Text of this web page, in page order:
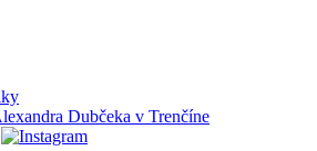
Dubčeka v Trenčíne